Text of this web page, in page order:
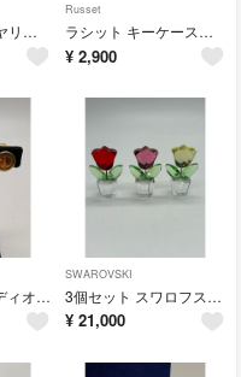
MONET モネ イヤリング ゴールドカラー no.207
Russet
ラシット キーケース キーホルダー チャーム ベージュ 三角 no.207
¥ 2,900
クリスチャン ディオール イヤリング ロゴ ゴールドカラー no.207
SWAROVSKI
3個セット スワロフスキー 置物 クリスタル チューリップ no.207
¥ 21,000